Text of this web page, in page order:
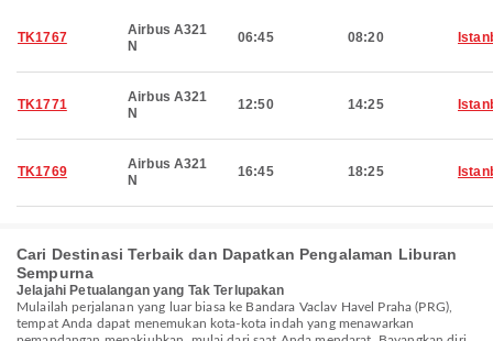
TK1767
Airbus A321
N
06:45 08:20
TK1771
Airbus A321
N
12:50 14:25
TK1769
Airbus A321
N
16:45 18:25
Cari Destinasi Terbaik dan Dapatkan Pengalaman Liburan
Sempurna
Jelajahi Petualangan yang Tak Terlupakan
Mulailah perjalanan yang luar biasa ke Bandara Vaclav Havel Praha (PRG),
tempat Anda dapat menemukan kota-kota indah yang menawarkan